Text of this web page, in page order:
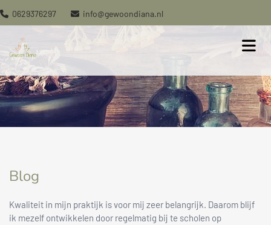
 0629376297  info@gewoondiana.nl
Blog
Kwaliteit in mijn praktijk is voor mij zeer belangrijk. Daarom blijf
ik mezelf ontwikkelen door regelmatig bij te scholen op